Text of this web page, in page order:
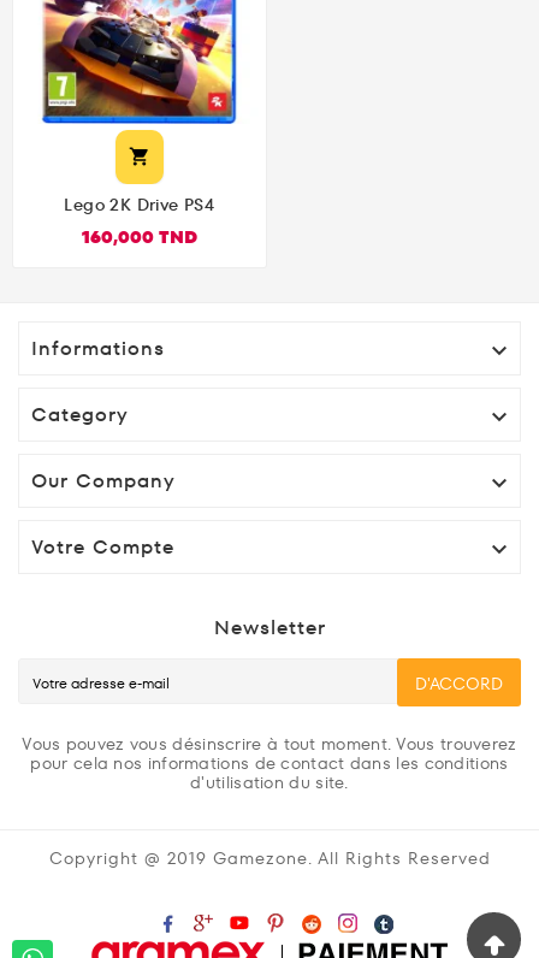

Lego 2K Drive PS4
160,000 TND
Informations 
Category 
Our Company 
Votre Compte 
Newsletter
D'ACCORD
Vous pouvez vous désinscrire à tout moment. Vous trouverez
pour cela nos informations de contact dans les conditions
d'utilisation du site.
Copyright @ 2019 Gamezone. All Rights Reserved